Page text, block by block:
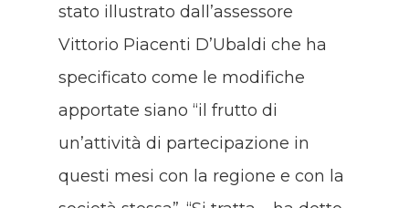
stato illustrato dall’assessore
Vittorio Piacenti D’Ubaldi che ha
specificato come le modifiche
apportate siano “il frutto di
un’attività di partecipazione in
questi mesi con la regione e con la